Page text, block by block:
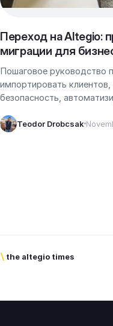
Переход на Altegio:
миграции для
Пошаговое руководство
импортировать
безопасность,
Teodor Drobcsak
\ the altegio times